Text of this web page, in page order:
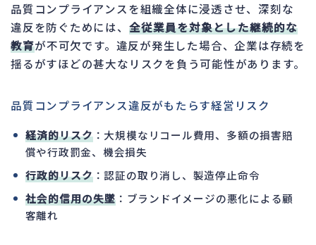
品質コンプライアンスを組織全体に浸透させ、深刻な
違反を防ぐためには、 全従業員を対象とした継続的な
教育が不可欠です。違反が発生した場合、企業は存続を
揺るがすほどの甚大なリスクを負う可能性があります。
品質コンプライアンス違反がもたらす経営リスク
経済的リスク：大規模なリコール費用、多額の損害賠
償や行政罰金、機会損失
行政的リスク：認証の取り消し、製造停止命令
社会的信用の失墜：ブランドイメージの悪化による顧
客離れ